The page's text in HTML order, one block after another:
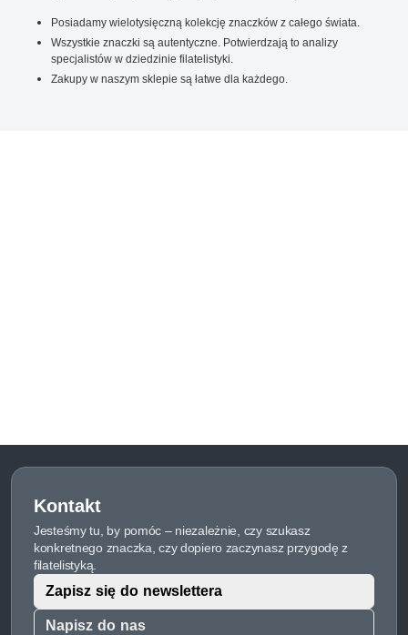
Posiadamy wielotysięczną kolekcję znaczków z całego świata.
Wszystkie znaczki są autentyczne. Potwierdzają to analizy
specjalistów w dziedzinie filatelistyki.
Zakupy w naszym sklepie są łatwe dla każdego.
Kontakt
Jesteśmy tu, by pomóc – niezależnie, czy szukasz
konkretnego znaczka, czy dopiero zaczynasz przygodę z
filatelistyką.
Napisz do nas
Zapisz się do newslettera